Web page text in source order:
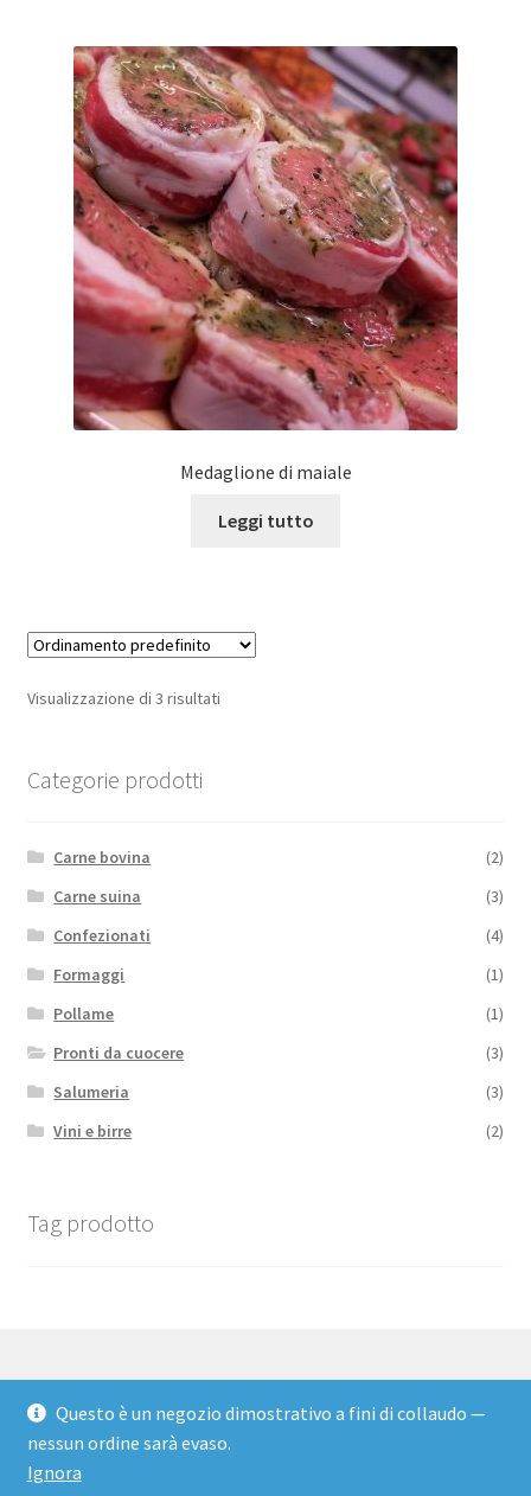
Questo è un negozio dimostrativo a fini di collaudo —
nessun ordine sarà evaso.
Ignora
Medaglione di maiale
Leggi tutto
Visualizzazione di 3 risultati
Categorie prodotti
Carne bovina
(2)
Carne suina
(3)
Confezionati
(4)
Formaggi
(1)
Pollame
(1)
Pronti da cuocere
(3)
Salumeria
(3)
Vini e birre
(2)
Tag prodotto
© Adelchi Carni 2026
Informativa Privacy
Realizzato con WooCommerce